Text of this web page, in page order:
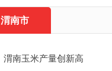
渭南市
渭南玉米产量创新高